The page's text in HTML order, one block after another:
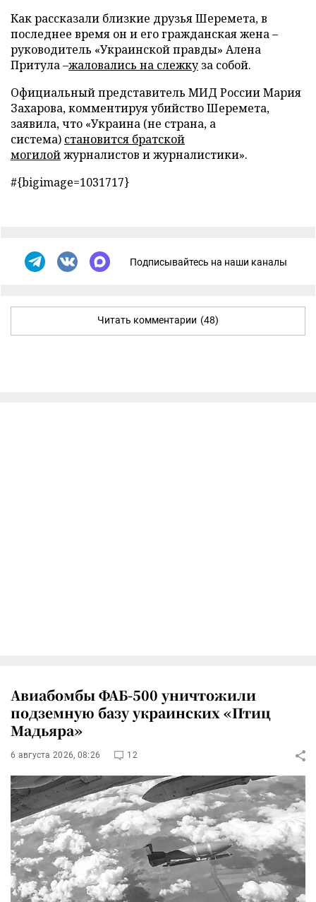
Как рассказали близкие друзья Шеремета, в
последнее время он и его гражданская жена –
руководитель «Украинской правды» Алена
Притула –жаловались на слежкуза собой.
Официальный представитель МИД России Мария
Захарова, комментируя убийство Шеремета,
заявила, что «Украина (не страна, а
система) становится братской
могилойжурналистов и журналистики».
#{bigimage=1031717}
Подписывайтесь на наши каналы
Читать комментарии (48)
Авиабомбы ФАБ-500 уничтожили
подземную базу украинских «Птиц
Мадьяра»
6 августа 2026, 08:26 12